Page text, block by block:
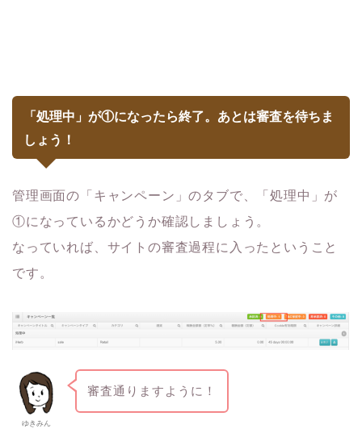
「処理中」が①になったら終了。あとは審査を待ちま
しょう！
管理画面の「キャンペーン」のタブで、「処理中」が
①になっているかどうか確認しましょう。
なっていれば、サイトの審査過程に入ったということ
です。
ゆきみん
審査通りますように！